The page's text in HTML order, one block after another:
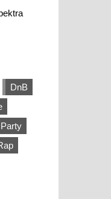
DnB
Party